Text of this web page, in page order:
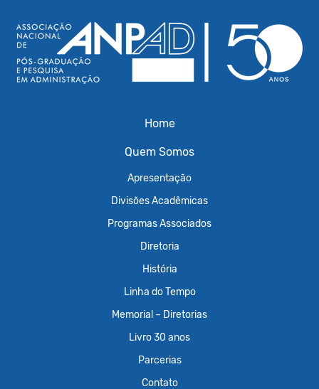
Home
Quem Somos
Apresentação
Divisões Acadêmicas
Programas Associados
Diretoria
História
Linha do Tempo
Memorial – Diretorias
Livro 30 anos
Parcerias
Contato